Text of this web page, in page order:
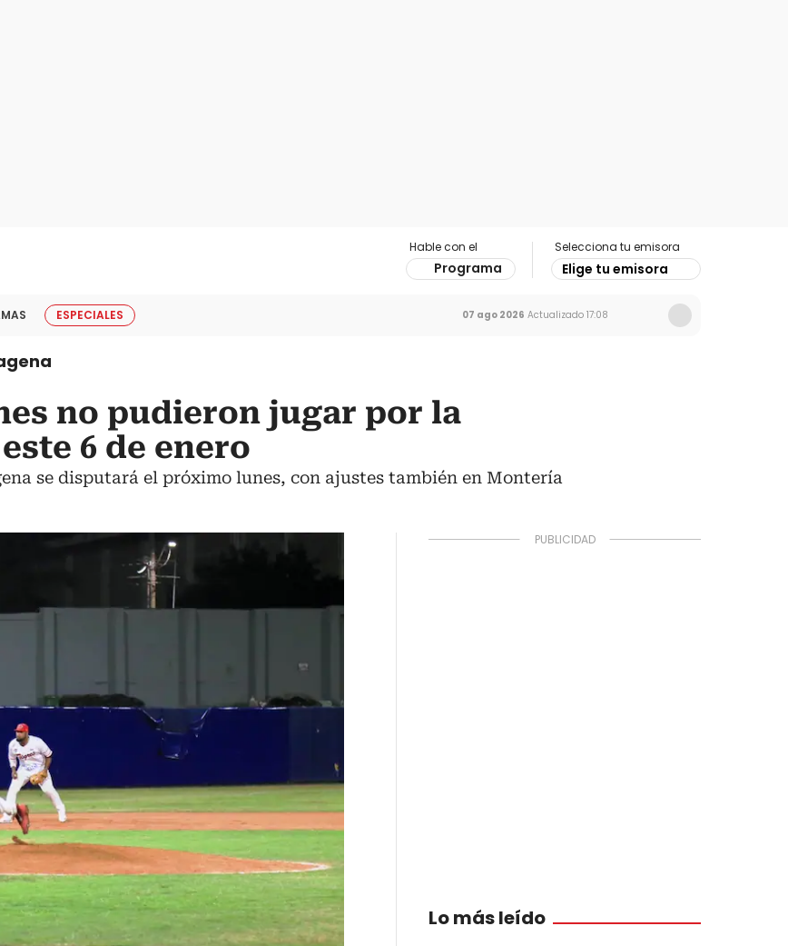
Hable con el
Programa
Selecciona tu emisora
Elige tu emisora
ESPECIALES 07 ago 2026 Actualizado 17:08
no pudieron jugar por la
6 de enero
se disputará el próximo lunes, con ajustes también en Montería
Lo más leído